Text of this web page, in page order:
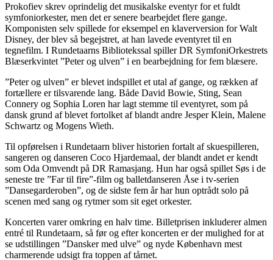
Prokofiev skrev oprindelig det musikalske eventyr for et fuldt
symfoniorkester, men det er senere bearbejdet flere gange.
Komponisten selv spillede for eksempel en klaverversion for Walt
Disney, der blev så begejstret, at han lavede eventyret til en
tegnefilm. I Rundetaarns Bibliotekssal spiller DR SymfoniOrkestrets
Blæserkvintet ”Peter og ulven” i en bearbejdning for fem blæsere.
”Peter og ulven” er blevet indspillet et utal af gange, og rækken af
fortællere er tilsvarende lang. Både David Bowie, Sting, Sean
Connery og Sophia Loren har lagt stemme til eventyret, som på
dansk grund af blevet fortolket af blandt andre Jesper Klein, Malene
Schwartz og Mogens Wieth.
Til opførelsen i Rundetaarn bliver historien fortalt af skuespilleren,
sangeren og danseren Coco Hjardemaal, der blandt andet er kendt
som Oda Omvendt på DR Ramasjang. Hun har også spillet Søs i de
seneste tre ”Far til fire”-film og balletdanseren Åse i tv-serien
”Dansegarderoben”, og de sidste fem år har hun optrådt solo på
scenen med sang og rytmer som sit eget orkester.
Koncerten varer omkring en halv time. Billetprisen inkluderer almen
entré til Rundetaarn, så før og efter koncerten er der mulighed for at
se udstillingen ”Dansker med ulve” og nyde København mest
charmerende udsigt fra toppen af tårnet.